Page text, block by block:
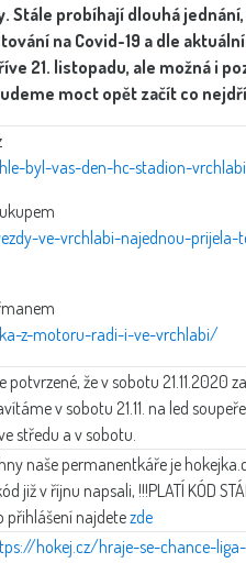
Stále probíhají dlouhá
na Covid-19 a dle
21. listopadu, ale možná i
moct opět začít co
byl-vas-den-hc-stadion-
ve-vrchlabi-najednou-
z-motoru-radi-i-ve-vrchlabi/
potvrzené, že v sobotu 21.11.2020
v sobotu 21.11. na led
středu a v sobotu.
naše permanentkáře je
již v říjnu napsali, !!!PLATÍ KÓD
najdetezde
hokej.cz/hraje-se-chance-